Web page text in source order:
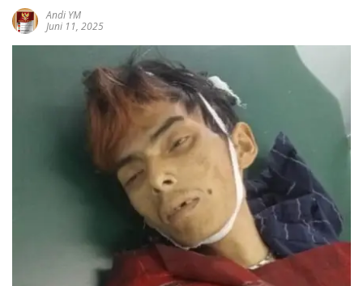
Andi YM
Juni 11, 2025